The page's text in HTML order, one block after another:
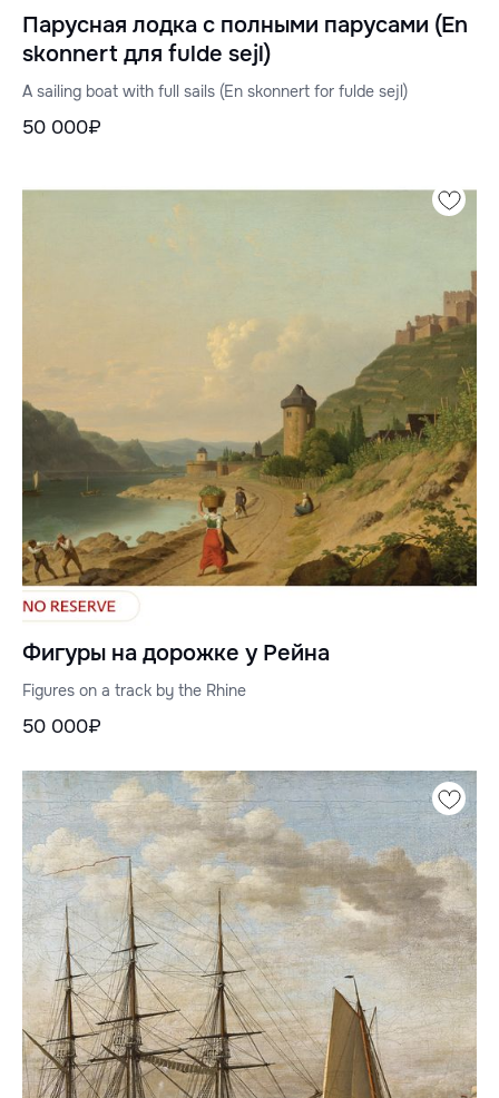
Парусная лодка с полными парусами (En
skonnert для fulde sejl)
A sailing boat with full sails (En skonnert for fulde sejl)
50 000₽
Фигуры на дорожке у Рейна
Figures on a track by the Rhine
50 000₽